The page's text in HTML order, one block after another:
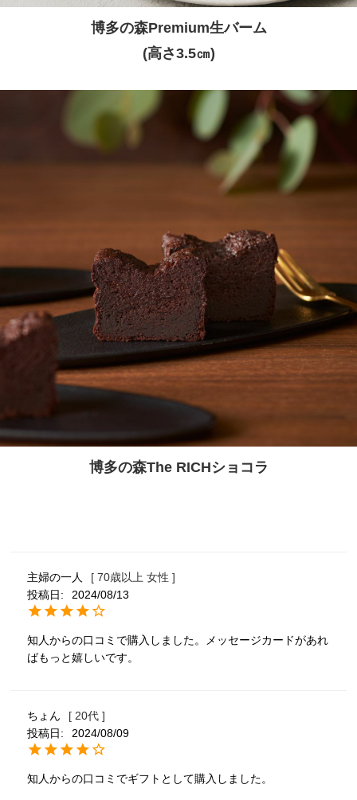
博多の森Premium生バーム
(高さ3.5㎝)
博多の森The RICHショコラ
主婦の一人 70歳以上 女性
投稿日
2024/08/13
知人からの口コミで購入しました。メッセージカードがあれ
ばもっと嬉しいです。
ちょん
20代
投稿日
2024/08/09
知人からの口コミでギフトとして購入しました。